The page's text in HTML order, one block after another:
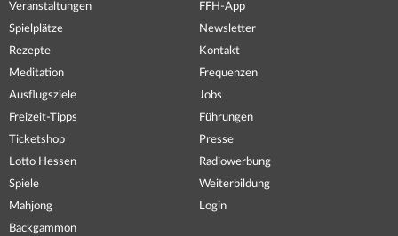
Veranstaltungen
Spielplätze
Rezepte
Meditation
Ausflugsziele
Freizeit-Tipps
Ticketshop
Lotto Hessen
Spiele
Mahjong
Backgammon
FFH-App
Newsletter
Kontakt
Frequenzen
Jobs
Führungen
Presse
Radiowerbung
Weiterbildung
Login